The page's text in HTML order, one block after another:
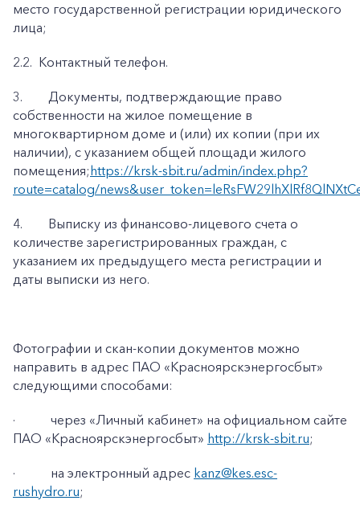
место государственной регистрации юридического
лица;
2.2. Контактный телефон.
3.
Документы, подтверждающие право
собственности на жилое помещение в
многоквартирном доме и (или) их копии (при их
наличии), с указанием общей площади жилого
помещения; https://krsk-sbit.ru/admin/index.php?
route=catalog/
4.
Выписку из финансово-лицевого счета о
количестве зарегистрированных граждан, с
указанием их предыдущего места регистрации и
даты выписки из него.
Фотографии и скан-копии документов можно
направить в адрес ПАО «Красноярскэнергосбыт»
следующими способами:
·
через «Личный кабинет» на официальном сайте
ПАО «Красноярскэнергосбыт» http://krsk-sbit.ru;
· на электронный адрес kanz@kes.esc-
rushydro.ru;